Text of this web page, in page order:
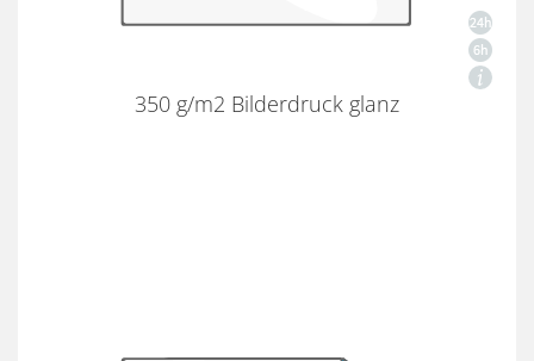
350 g/m2 Bilderdruck glanz